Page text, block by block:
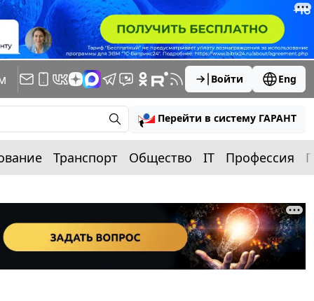
Войти Eng
Перейти в систему ГАРАНТ
Транспорт Общество IT Профессия